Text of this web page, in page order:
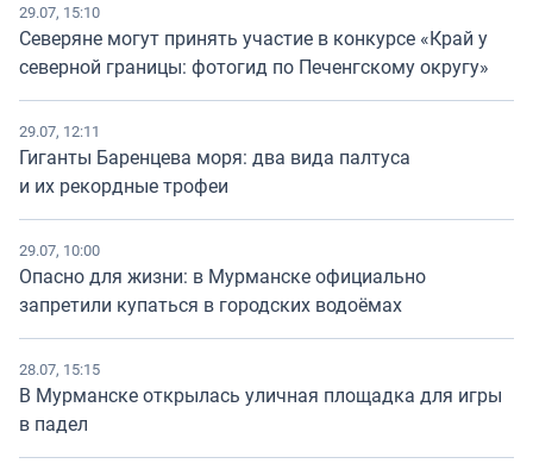
29.07, 15:10
Северяне могут принять участие в конкурсе «Край у
северной границы: фотогид по Печенгскому округу»
29.07, 12:11
Гиганты Баренцева моря: два вида палтуса
и их рекордные трофеи
29.07, 10:00
Опасно для жизни: в Мурманске официально
запретили купаться в городских водоёмах
28.07, 15:15
В Мурманске открылась уличная площадка для игры
в падел